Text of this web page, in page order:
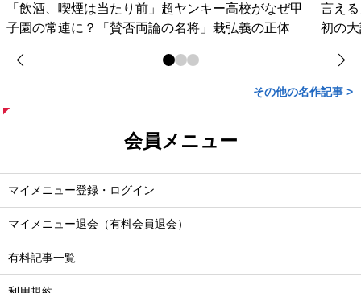
「飲酒、喫煙は当たり前」超ヤンキー高校がなぜ甲
子園の常連に？「賛否両論の名将」栽弘義の正体
言え
初の
その他の名作記事 >
会員メニュー
マイメニュー登録・ログイン
マイメニュー退会（有料会員退会）
有料記事一覧